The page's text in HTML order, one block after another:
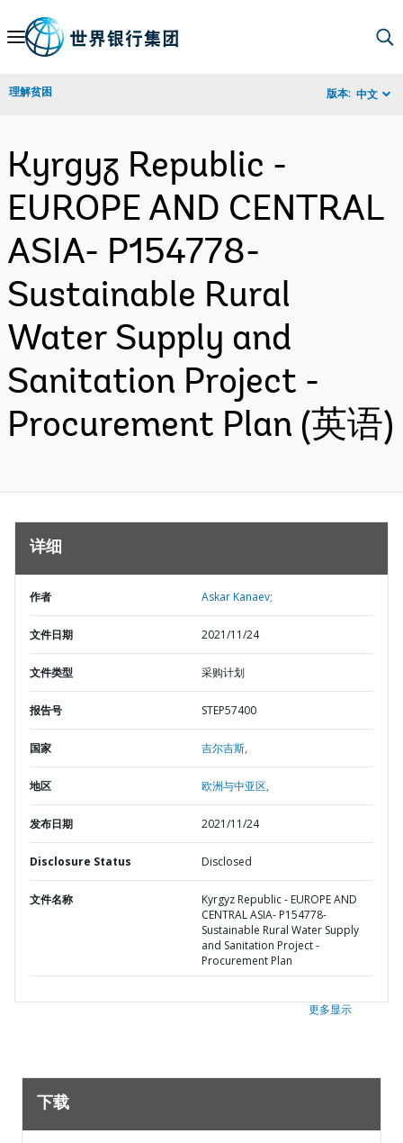
Skip
Navigation
理解贫困 版本: 中文
Kyrgyz Republic -
EUROPE AND CENTRAL
ASIA- P154778-
Sustainable Rural
Water Supply and
Sanitation Project -
Procurement Plan (英语)
详细
作者 Askar Kanaev;
文件日期 2021/11/24
文件类型 采购计划
报告号 STEP57400
国家 吉尔吉斯,
地区 欧洲与中亚区,
发布日期 2021/11/24
Disclosure Status Disclosed
文件名称
Kyrgyz Republic - EUROPE AND
CENTRAL ASIA- P154778-
Sustainable Rural Water Supply
and Sanitation Project -
Procurement Plan
更多显示
下载